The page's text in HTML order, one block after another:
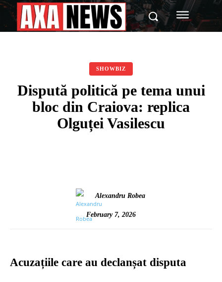
SHOWBIZ
Dispută politică pe tema unui
bloc din Craiova: replica
Olguței Vasilescu
Alexandru Robea
February 7, 2026
Acuzațiile care au declanșat disputa